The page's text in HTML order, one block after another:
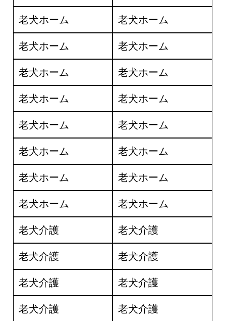
老犬ホーム 老犬ホーム
老犬ホーム 老犬ホーム
老犬ホーム 老犬ホーム
老犬ホーム 老犬ホーム
老犬ホーム 老犬ホーム
老犬ホーム 老犬ホーム
老犬ホーム 老犬ホーム
老犬ホーム 老犬ホーム
老犬介護 老犬介護
老犬介護 老犬介護
老犬介護 老犬介護
老犬介護 老犬介護